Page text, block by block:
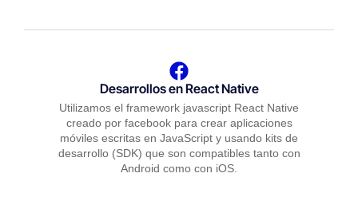
Desarrollos en React Native
Utilizamos el framework javascript React Native
creado por facebook para crear aplicaciones
móviles escritas en JavaScript y usando kits de
desarrollo (SDK) que son compatibles tanto con
Android como con iOS.